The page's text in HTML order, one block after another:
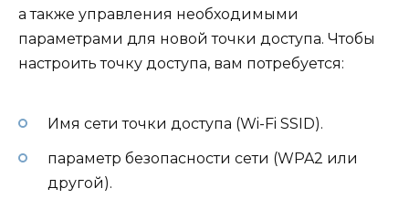
а также управления необходимыми
параметрами для новой точки доступа. Чтобы
настроить точку доступа, вам потребуется:
Имя сети точки доступа (Wi-Fi SSID).
параметр безопасности сети (WPA2 или
другой).